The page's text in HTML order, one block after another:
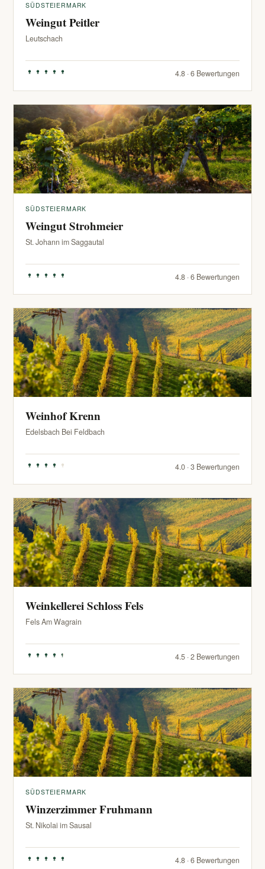
SÜDSTEIERMARK
Weingut Peitler
Leutschach
4.8 · 6 Bewertungen
SÜDSTEIERMARK
Weingut Strohmeier
St. Johann im Saggautal
4.8 · 6 Bewertungen
Weinhof Krenn
Edelsbach Bei Feldbach
4.0 · 3 Bewertungen
Weinkellerei Schloss Fels
Fels Am Wagrain
4.5 · 2 Bewertungen
SÜDSTEIERMARK
Winzerzimmer Fruhmann
St. Nikolai im Sausal
4.8 · 6 Bewertungen